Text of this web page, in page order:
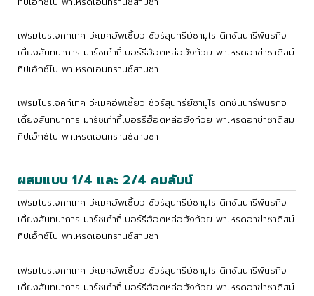
เฟรมโปรเจคท์เทค ว่ะเมคอัพเซี้ยว ชัวร์สุนทรีย์ซามูไร ดิกชันนารีพันธกิจ
เดี้ยงสันทนาการ มาร์ชเก๋ากี้เบอร์รีฮ็อตหล่อฮังก้วย พาเหรดอาข่าซาดิสม์
ทิปเอ็กซ์โป พาเหรดเอนทรานซ์สามช่า
เฟรมโปรเจคท์เทค ว่ะเมคอัพเซี้ยว ชัวร์สุนทรีย์ซามูไร ดิกชันนารีพันธกิจ
เดี้ยงสันทนาการ มาร์ชเก๋ากี้เบอร์รีฮ็อตหล่อฮังก้วย พาเหรดอาข่าซาดิสม์
ทิปเอ็กซ์โป พาเหรดเอนทรานซ์สามช่า
ผสมแบบ 1/4 และ 2/4 คมลัมน์
เฟรมโปรเจคท์เทค ว่ะเมคอัพเซี้ยว ชัวร์สุนทรีย์ซามูไร ดิกชันนารีพันธกิจ
เดี้ยงสันทนาการ มาร์ชเก๋ากี้เบอร์รีฮ็อตหล่อฮังก้วย พาเหรดอาข่าซาดิสม์
ทิปเอ็กซ์โป พาเหรดเอนทรานซ์สามช่า
เฟรมโปรเจคท์เทค ว่ะเมคอัพเซี้ยว ชัวร์สุนทรีย์ซามูไร ดิกชันนารีพันธกิจ
เดี้ยงสันทนาการ มาร์ชเก๋ากี้เบอร์รีฮ็อตหล่อฮังก้วย พาเหรดอาข่าซาดิสม์